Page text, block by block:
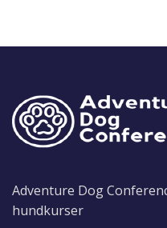
Adventure Dog
hundkurser